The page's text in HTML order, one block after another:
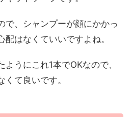
で、シャンプーが顔にかかっ
はなくていいですよね。
うにこれ1本でOKなので、
て良いです。